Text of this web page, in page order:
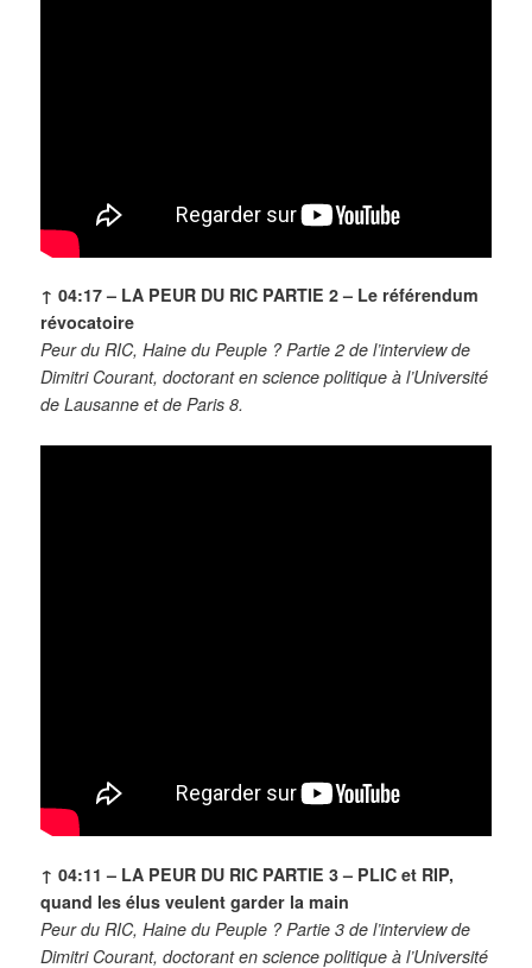
↑ 04:17 – LA PEUR DU RIC PARTIE 2 – Le référendum
révocatoire
Peur du RIC, Haine du Peuple ? Partie 2 de l’interview de
Dimitri Courant, doctorant en science politique à l’Université
de Lausanne et de Paris 8.
↑ 04:11 – LA PEUR DU RIC PARTIE 3 – PLIC et RIP,
quand les élus veulent garder la main
Peur du RIC, Haine du Peuple ? Partie 3 de l’interview de
Dimitri Courant, doctorant en science politique à l’Université